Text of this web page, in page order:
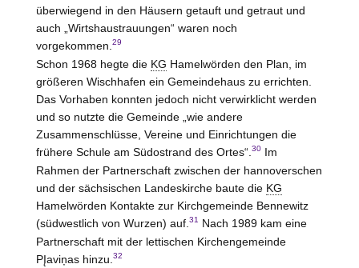
überwiegend in den Häusern getauft und getraut und
auch „Wirtshaustrauungen“ waren noch
vorgekommen. 29
Schon 1968 hegte die KG Hamelwörden den Plan, im
größeren Wischhafen ein Gemeindehaus zu errichten.
Das Vorhaben konnten jedoch nicht verwirklicht werden
und so nutzte die Gemeinde „wie andere
Zusammenschlüsse, Vereine und Einrichtungen die
frühere Schule am Südostrand des Ortes“. 30Im
Rahmen der Partnerschaft zwischen der hannoverschen
und der sächsischen Landeskirche baute die KG
Hamelwörden Kontakte zur Kirchgemeinde Bennewitz
(südwestlich von Wurzen) auf. 31
Nach 1989 kam eine
Partnerschaft mit der lettischen Kirchengemeinde
PĮaviņas hinzu. 32